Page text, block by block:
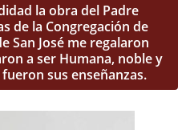
la obra del Padre
de la Congregación de
San José me regalaron
a ser Humana, noble y
sus enseñanzas.